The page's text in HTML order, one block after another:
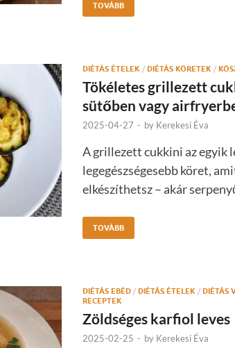
TOVÁBB
DIÉTÁS ÉTELEK / DIÉTÁS KÖRETEK /
Tökéletes grillezett
sütőben vagy
2025-04-27 - by Kerekesi Éva
A grillezett cukkini az egyik
legegészségesebb köret,
elkészíthetsz – akár
TOVÁBB
DIÉTÁS EBÉD / DIÉTÁS ÉTELEK / DIÉTÁS
RECEPTEK
Zöldséges karfiol leves
2025-02-25 - by Kerekesi Éva